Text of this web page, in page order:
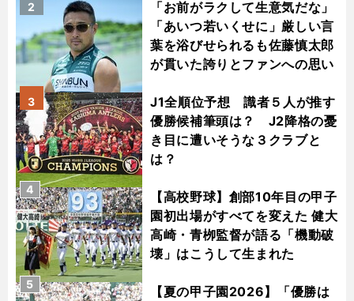
「お前がラクして生意気だな」
「あいつ若いくせに」厳しい言
葉を浴びせられるも佐藤慎太郎
が貫いた誇りとファンへの思い
2
J1全順位予想 識者５人が推す
優勝候補筆頭は？ J2降格の憂
き目に遭いそうな３クラブと
は？
3
【高校野球】創部10年目の甲子
園初出場がすべてを変えた 健大
高崎・青栁監督が語る「機動破
壊」はこうして生まれた
4
【夏の甲子園2026】「優勝は
5